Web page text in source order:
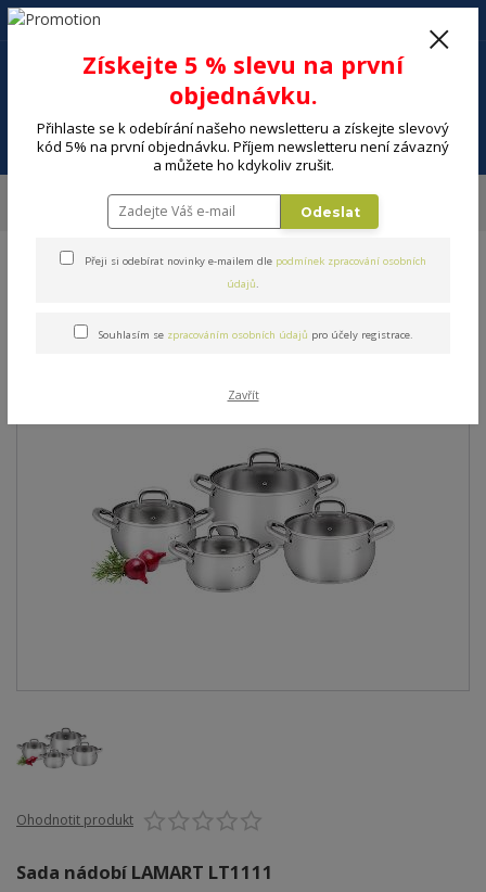
Menu
+420 602 494 600
Sada nádobí LAMART LT1111
Sada nádobí LAMART LT1111
Ohodnotit produkt
Sada nádobí LAMART LT1111
Získejte 5 % slevu na první
objednávku.
Přihlaste se k odebírání našeho newsletteru a získejte slevový
kód 5% na první objednávku. Příjem newsletteru není závazný
a můžete ho kdykoliv zrušit.
Odeslat
Přeji si odebírat novinky e-mailem dle podmínek zpracování osobních
údajů.
Souhlasím se zpracováním osobních údajů pro účely registrace.
Zavřít